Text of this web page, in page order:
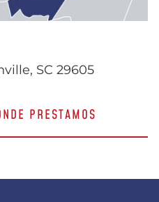
SC 29605
PRESTAMOS